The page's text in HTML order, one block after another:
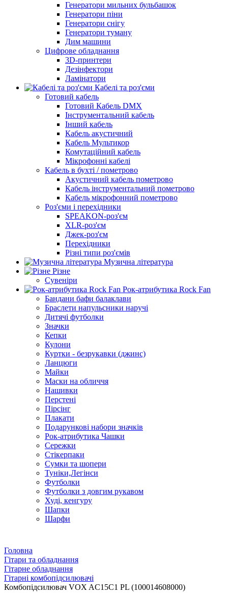
Генератори мильних бульбашок
Генератори піни
Генератори снігу
Генератори туману
Дим машини
Цифрове обладнання
3D-принтери
Дезінфектори
Ламінатори
Кабелі та роз'єми
Готовий кабель
Готовий Кабель DMX
Інструментальний кабель
Інший кабель
Кабель акустичний
Кабель Мультикор
Комутаційний кабель
Мікрофонні кабелі
Кабель в бухті / пометрово
Акустичний кабель пометрово
Кабель інструментальний пометрово
Кабель мікрофонний пометрово
Роз'єми і перехідники
SPEAKON-роз'єм
XLR-роз'єм
Джек-роз'єм
Перехідники
Різні типи роз'ємів
Музична література
Різне
Сувеніри
Рок-атрибутика Rock Fan
Бандани бафи балаклави
Браслети напульсники наручі
Дитячі футболки
Значки
Кепки
Кулони
Куртки - безрукавки (джинс)
Ланцюги
Майки
Маски на обличчя
Нашивки
Перстені
Пірсінг
Плакати
Подарункові набори значків
Рок-атрибутика Чашки
Сережки
Стікерпаки
Сумки та шопери
Туніки,Легінси
Футболки
Футболки з довгим рукавом
Худі, кенгуру
Шапки
Шарфи
Головна
Гітари та обладнання
Гітарне обладнання
Гітарні комбопідсилювачі
Комбопідсилювач VOX AC15C1 PL (100014608000)